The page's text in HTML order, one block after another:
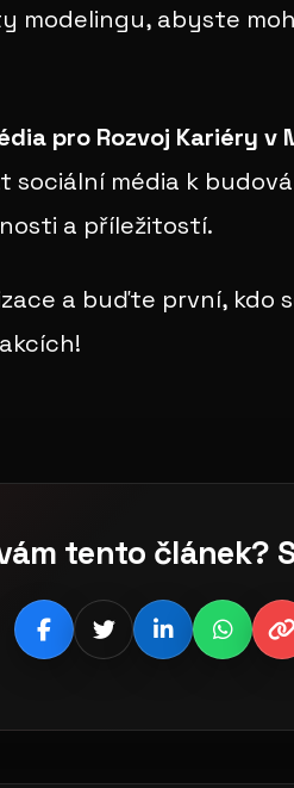
modelingu, abyste
pro Rozvoj Kariéry v
média k
a příležitostí.
a buďte první, kdo
tento článek?